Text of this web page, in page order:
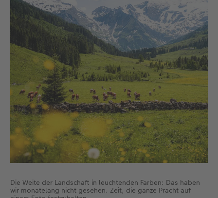
Die Weite der Landschaft in leuchtenden Farben: Das haben
wir monatelang nicht gesehen. Zeit, die ganze Pracht auf